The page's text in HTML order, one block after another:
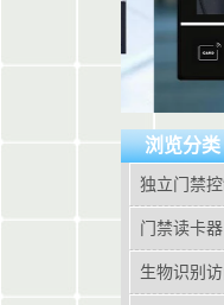
浏览分类
独立门禁
门禁读卡器
生物识别